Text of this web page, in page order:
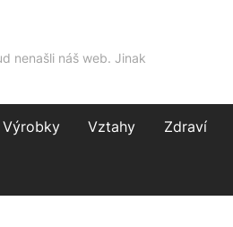
nenašli náš web. Jinak
Výrobky Vztahy Zdraví